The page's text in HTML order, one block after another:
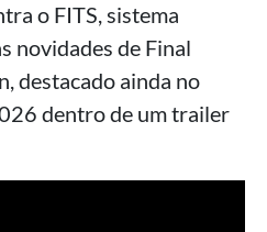
o FITS, sistema
novidades de Final
destacado ainda no
dentro de um trailer